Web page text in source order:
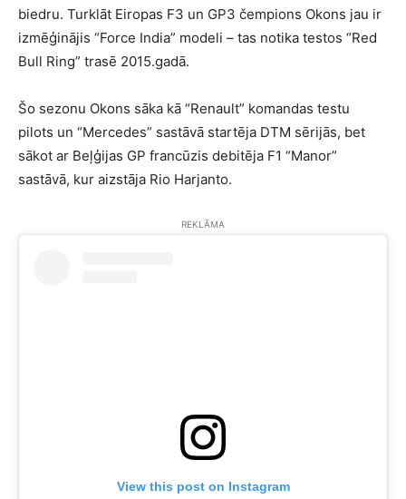
biedru. Turklāt Eiropas F3 un GP3 čempions Okons jau ir
izmēģinājis “Force India” modeli – tas notika testos “Red
Bull Ring” trasē 2015.gadā.
Šo sezonu Okons sāka kā “Renault” komandas testu
pilots un “Mercedes” sastāvā startēja DTM sērijās, bet
sākot ar Beļģijas GP francūzis debitēja F1 “Manor”
sastāvā, kur aizstāja Rio Harjanto.
REKLĀMA
View this post on Instagram